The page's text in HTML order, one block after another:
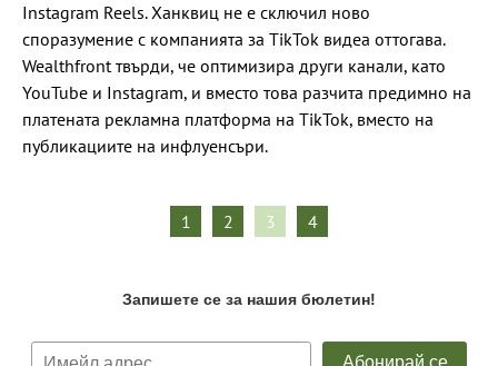
Instagram Reels. Ханквиц не е сключил ново
споразумение с компанията за TikTok видеа оттогава.
Wealthfront твърди, че оптимизира други канали, като
YouTube и Instagram, и вместо това разчита предимно на
платената рекламна платформа на TikTok, вместо на
публикациите на инфлуенсъри.
1 2 3 4